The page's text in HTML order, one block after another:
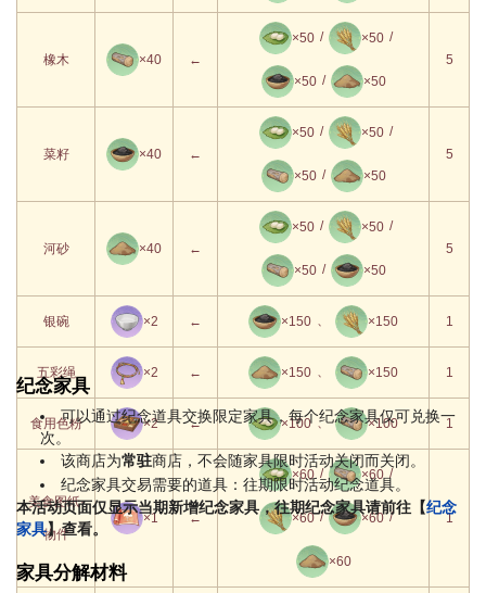
22级 ×5
×2
×5
25级 ×2
27级 ×5
28级 ×3
29级 ×5 ×5
30级 ×8 ×3
橡木 ×40 ←
×50 / ×50 /
×50 / ×50
5
菜籽 ×40 ←
×50 / ×50 /
×50 / ×50
5
河砂 ×40 ←
×50 / ×50 /
×50 / ×50
5
银碗 ×2 ← ×150 、 ×150 1
五彩绳 ×2 ← ×150 、 ×150 1
食用色粉 ×2 ← ×100 、 ×100 1
美食图纸·
物件
×1 ←
×60 / ×60 /
×60 / ×60 /
×60
1
纪念家具
可以通过纪念道具交换限定家具，每个纪念家具仅可兑换一
次。
该商店为常驻商店，不会随家具限时活动关闭而关闭。
纪念家具交易需要的道具：往期限时活动纪念道具。
本活动页面仅显示当期新增纪念家具，往期纪念家具请前往【纪念
家具】查看。
家具分解材料